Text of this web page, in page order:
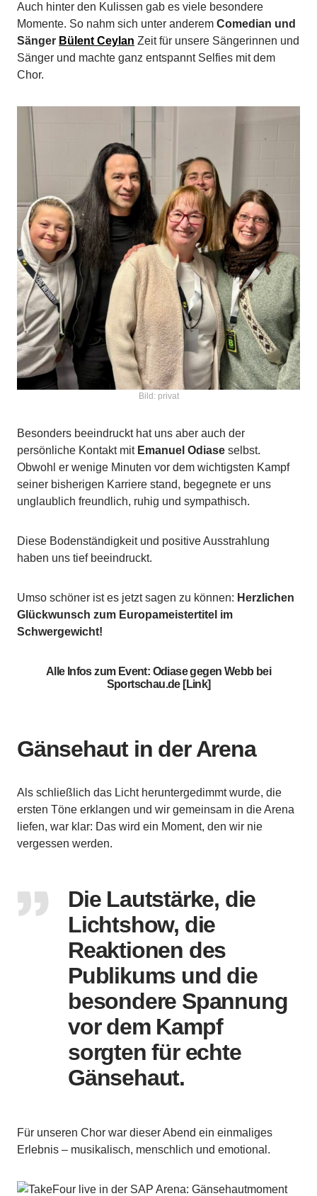
Auch hinter den Kulissen gab es viele besondere
Momente. So nahm sich unter anderem Comedian und
Sänger Bülent Ceylan Zeit für unsere Sängerinnen und
Sänger und machte ganz entspannt Selfies mit dem
Chor.
Bild: privat
Besonders beeindruckt hat uns aber auch der
persönliche Kontakt mit Emanuel Odiase selbst.
Obwohl er wenige Minuten vor dem wichtigsten Kampf
seiner bisherigen Karriere stand, begegnete er uns
unglaublich freundlich, ruhig und sympathisch.
Diese Bodenständigkeit und positive Ausstrahlung
haben uns tief beeindruckt.
Umso schöner ist es jetzt sagen zu können: Herzlichen
Glückwunsch zum Europameistertitel im
Schwergewicht!
Alle Infos zum Event: Odiase gegen Webb bei
Sportschau.de [Link]
Gänsehaut in der Arena
Als schließlich das Licht heruntergedimmt wurde, die
ersten Töne erklangen und wir gemeinsam in die Arena
liefen, war klar: Das wird ein Moment, den wir nie
vergessen werden.
Die Lautstärke, die
Lichtshow, die
Reaktionen des
Publikums und die
besondere Spannung
vor dem Kampf
sorgten für echte
Gänsehaut.
Für unseren Chor war dieser Abend ein einmaliges
Erlebnis – musikalisch, menschlich und emotional.